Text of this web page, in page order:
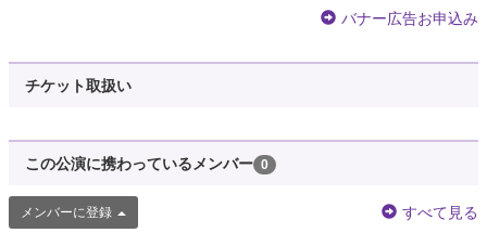
バナー広告お申込み
チケット取扱い
この公演に携わっているメンバー 0
メンバーに登録 すべて見る